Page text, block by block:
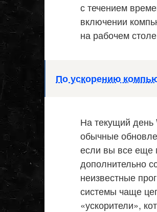
с течением
включении
на рабочем
По ускорению
На текущий день
обычные
если вы все еще
дополнительно
неизвестные
системы чаще
«ускорители»,